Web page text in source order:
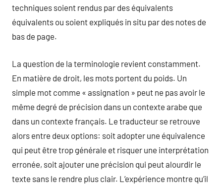
techniques soient rendus par des équivalents
équivalents ou soient expliqués in situ par des notes de
bas de page.
La question de la terminologie revient constamment.
En matière de droit, les mots portent du poids. Un
simple mot comme « assignation » peut ne pas avoir le
même degré de précision dans un contexte arabe que
dans un contexte français. Le traducteur se retrouve
alors entre deux options: soit adopter une équivalence
qui peut être trop générale et risquer une interprétation
erronée, soit ajouter une précision qui peut alourdir le
texte sans le rendre plus clair. L’expérience montre qu’il